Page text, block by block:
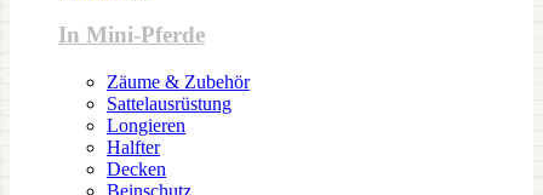
In Mini-Pferde
Zäume & Zubehör
Sattelausrüstung
Longieren
Halfter
Decken
Beinschutz